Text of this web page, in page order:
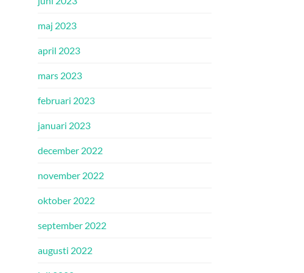
maj 2023
april 2023
mars 2023
februari 2023
januari 2023
december 2022
november 2022
oktober 2022
september 2022
augusti 2022